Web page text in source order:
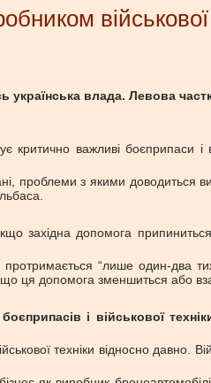
військової
влада. Левова
важливі боєприпаси і
з якими доводиться
західна допомога
“лише один-два
ця допомога зменшиться або
і військової
техніки відносно давно.